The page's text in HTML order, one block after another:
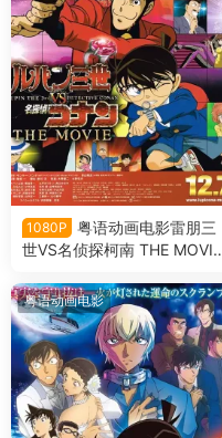
1080P
粤语动画电影雷朋三
世VS名侦探柯南 THE MOVIE
MOVIE粤语剧场版
粤语动画电影